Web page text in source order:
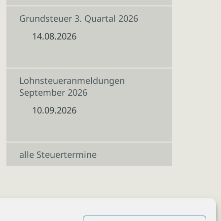
Grundsteuer 3. Quartal 2026
14.08.2026
Lohnsteueranmeldungen
September 2026
10.09.2026
alle Steuertermine